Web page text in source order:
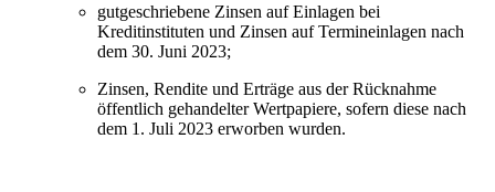
gutgeschriebene Zinsen auf Einlagen bei
Kreditinstituten und Zinsen auf Termineinlagen nach
dem 30. Juni 2023;
Zinsen, Rendite und Erträge aus der Rücknahme
öffentlich gehandelter Wertpapiere, sofern diese nach
dem 1. Juli 2023 erworben wurden.